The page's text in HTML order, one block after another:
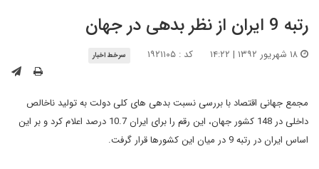
رتبه 9 ایران از نظر بدهی در جهان
کد : ۱۹۲۱۱۰۵ سرخط اخبار
مجمع جهانی اقتصاد با بررسی نسبت بدهی های کلی دولت به تولید ناخالص
داخلی در 148 کشور جهان، این رقم را برای ایران 10.7 درصد اعلام کرد و بر این
اساس ایران در رتبه 9 در میان این کشورها قرار گرفت.